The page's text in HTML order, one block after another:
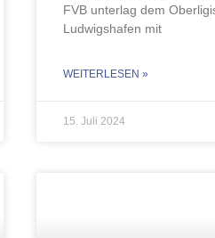
FVB unterlag dem
Ludwigshafen mit
WEITERLESEN »
15. Juli 2024